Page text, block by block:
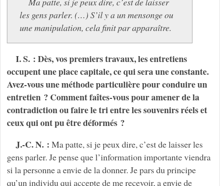
les gens parler. (…) S’il y a un mensonge ou
une manipulation, cela finit par apparaître.
I. S. : Dès, vos premiers travaux, les entretiens
occupent une place capitale, ce qui sera une constante.
Avez-vous une méthode particulière pour conduire un
entretien ? Comment faîtes-vous pour amener de la
contradiction ou faire le tri entre les souvenirs réels et
ceux qui ont pu être déformés ?
J.-C. N. : Ma patte, si je peux dire, c’est de laisser les
gens parler. Je pense que l’information importante viendra
si la personne a envie de la donner. Je pars du principe
qu’un individu qui accepte de me recevoir, a envie de